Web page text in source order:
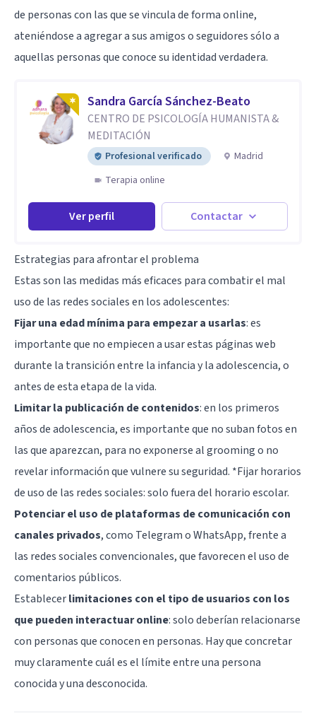
de personas con las que se vincula de forma online,
ateniéndose a agregar a sus amigos o seguidores sólo a
aquellas personas que conoce su identidad verdadera.
Sandra García Sánchez-Beato
CENTRO DE PSICOLOGÍA HUMANISTA &
MEDITACIÓN
Profesional verificado
Madrid
Terapia online
Ver perfil Contactar
Estrategias para afrontar el problema
Estas son las medidas más eficaces para combatir el mal
uso de las redes sociales en los adolescentes:
Fijar una edad mínima para empezar a usarlas: es
importante que no empiecen a usar estas páginas web
durante la transición entre la infancia y la adolescencia, o
antes de esta etapa de la vida.
Limitar la publicación de contenidos: en los primeros
años de adolescencia, es importante que no suban fotos en
las que aparezcan, para no exponerse al grooming o no
revelar información que vulnere su seguridad. *Fijar horarios
de uso de las redes sociales: solo fuera del horario escolar.
Potenciar el uso de plataformas de comunicación con
canales privados, como Telegram o WhatsApp, frente a
las redes sociales convencionales, que favorecen el uso de
comentarios públicos.
Establecerlimitaciones con el tipo de usuarios con los
que pueden interactuar online: solo deberían relacionarse
con personas que conocen en personas. Hay que concretar
muy claramente cuál es el límite entre una persona
conocida y una desconocida.